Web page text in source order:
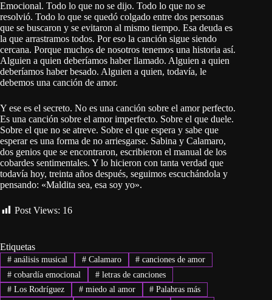
Emocional. Todo lo que no se dijo. Todo lo que no se
resolvió. Todo lo que se quedó colgado entre dos personas
que se buscaron y se evitaron al mismo tiempo. Esa deuda es
la que arrastramos todos. Por eso la canción sigue siendo
cercana. Porque muchos de nosotros tenemos una historia así.
Alguien a quien deberíamos haber llamado. Alguien a quien
deberíamos haber besado. Alguien a quien, todavía, le
debemos una canción de amor.
Y ese es el secreto. No es una canción sobre el amor perfecto.
Es una canción sobre el amor imperfecto. Sobre el que duele.
Sobre el que no se atreve. Sobre el que espera y sabe que
esperar es una forma de no arriesgarse. Sabina y Calamaro,
dos genios que se encontraron, escribieron el manual de los
cobardes sentimentales. Y lo hicieron con tanta verdad que
todavía hoy, treinta años después, seguimos escuchándola y
pensando: «Maldita sea, esa soy yo».
Post Views: 16
Etiquetas
#análisis musical #Calamaro # canciones de amor
#cobardía emocional #letras de canciones
#Los Rodríguez #miedo al amor # Palabras más